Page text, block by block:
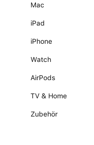
Mac
iPad
iPhone
Watch
AirPods
TV & Home
Zubehör